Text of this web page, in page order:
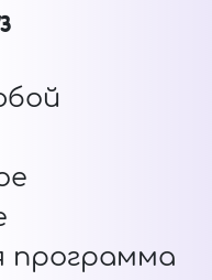
программа